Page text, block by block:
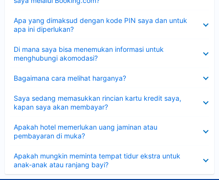
Apa yang dimaksud dengan kode PIN saya dan untuk
apa ini diperlukan?
Di mana saya bisa menemukan informasi untuk
menghubungi akomodasi?
Bagaimana cara melihat harganya?
Saya sedang memasukkan rincian kartu kredit saya,
kapan saya akan membayar?
Apakah hotel memerlukan uang jaminan atau
pembayaran di muka?
Apakah mungkin meminta tempat tidur ekstra untuk
anak-anak atau ranjang bayi?